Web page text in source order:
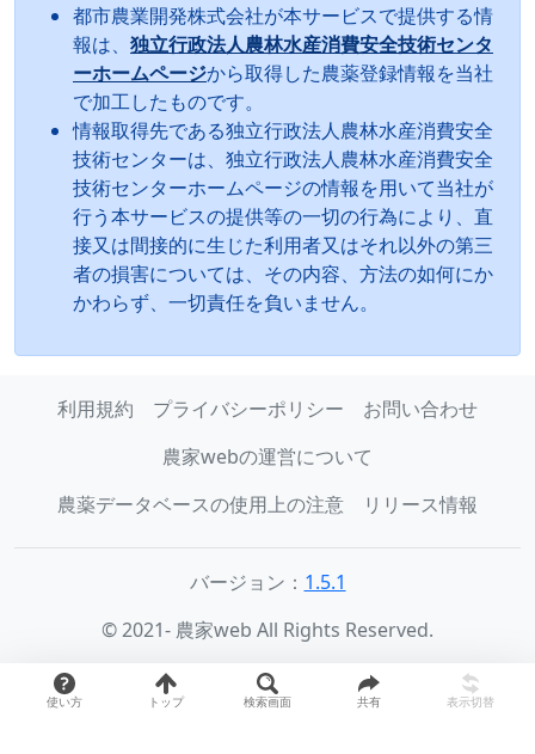
使い方 トップ 検索画面 共有 表示切替
都市農業開発株式会社が本サービスで提供する情
報は、 独立行政法人農林水産消費安全技術センタ
ーホームページから取得した農薬登録情報を当社
で加工したものです。
情報取得先である独立行政法人農林水産消費安全
技術センターは、独立行政法人農林水産消費安全
技術センターホームページの情報を用いて当社が
行う本サービスの提供等の一切の行為により、直
接又は間接的に生じた利用者又はそれ以外の第三
者の損害については、その内容、方法の如何にか
かわらず、一切責任を負いません。
利用規約 プライバシーポリシー
お問い合わせ
農家webの運営について
農薬データベースの使用上の注意
リリース情報
バージョン： 1.5.1
© 2021- 農家web All Rights Reserved.